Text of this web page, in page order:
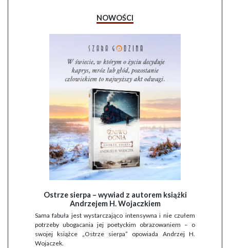
NOWOŚCI
Ostrze sierpa – wywiad z autorem książki
Andrzejem H. Wojaczkiem
Sama fabuła jest wystarczająco intensywna i nie czułem
potrzeby ubogacania jej poetyckim obrazowaniem – o
swojej książce „Ostrze sierpa” opowiada Andrzej H.
Wojaczek.